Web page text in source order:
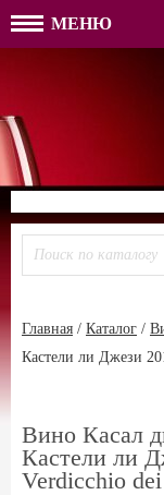
МЕНЮ
Главная / Каталог /
Кастели ли Джези
Вино Касал
Кастели ли
Verdicchio